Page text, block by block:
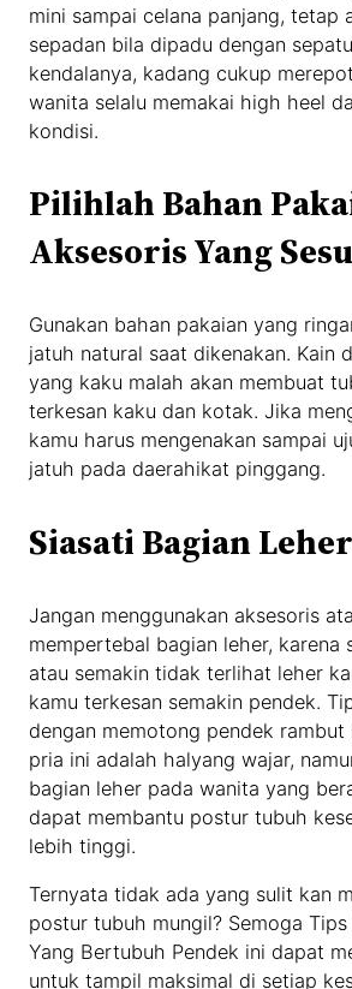
mini sampai celana panjang, tetap
sepadan bila dipadu dengan
kendalanya, kadang cukup
wanita selalu memakai high heel
kondisi.
Pilihlah Bahan
Aksesoris Yang
Gunakan bahan pakaian yang
jatuh natural saat dikenakan. Kain
yang kaku malah akan membuat
terkesan kaku dan kotak. Jika
kamu harus mengenakan sampai
jatuh pada daerahikat pinggang.
Siasati Bagian
Jangan menggunakan aksesoris
mempertebal bagian leher, karena
atau semakin tidak terlihat leher
kamu terkesan semakin pendek.
dengan memotong pendek rambut
pria ini adalah halyang wajar,
bagian leher pada wanita yang
dapat membantu postur tubuh
lebih tinggi.
Ternyata tidak ada yang sulit kan
postur tubuh mungil? Semoga
Yang Bertubuh Pendek ini dapat
untuk tampil maksimal di setiap